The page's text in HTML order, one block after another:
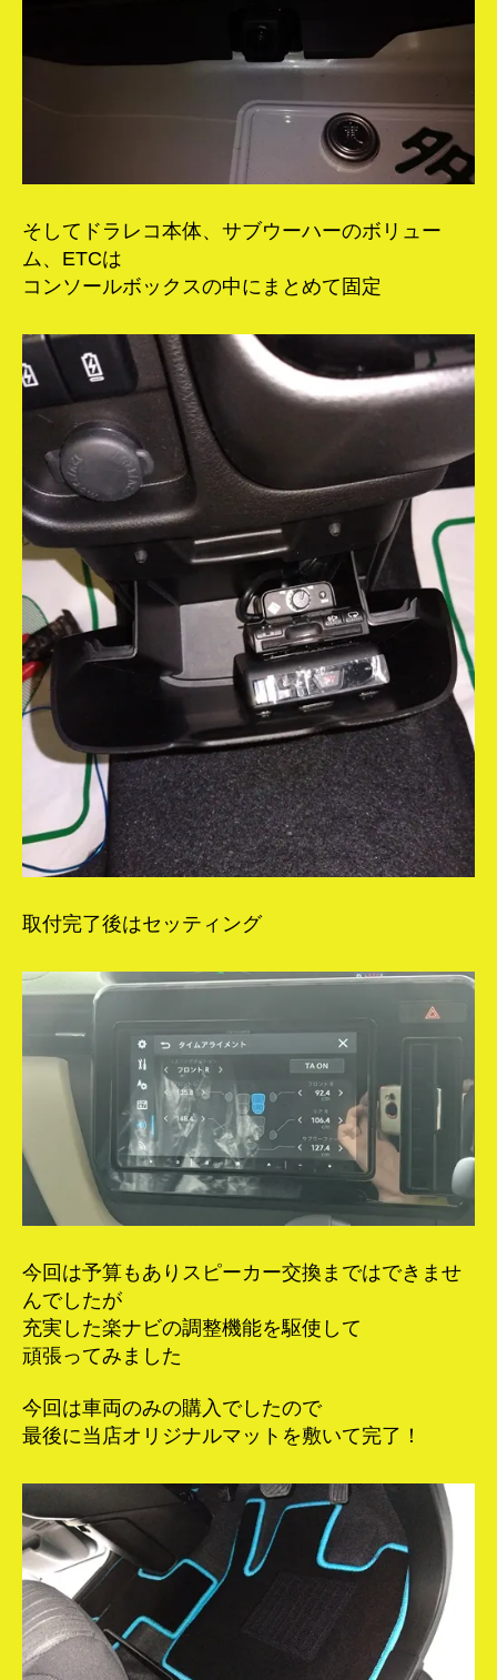
そしてドラレコ本体、サブウーハーのボリュー
ム、ETCは
コンソールボックスの中にまとめて固定
取付完了後はセッティング
今回は予算もありスピーカー交換まではできませ
んでしたが
充実した楽ナビの調整機能を駆使して
頑張ってみました
今回は車両のみの購入でしたので
最後に当店オリジナルマットを敷いて完了！